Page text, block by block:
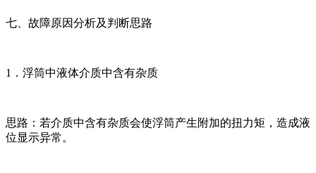
七、故障原因分析及判断思路
1．浮筒中液体介质中含有杂质
思路：若介质中含有杂质会使浮筒产生附加的扭力矩，造成液
位显示异常。